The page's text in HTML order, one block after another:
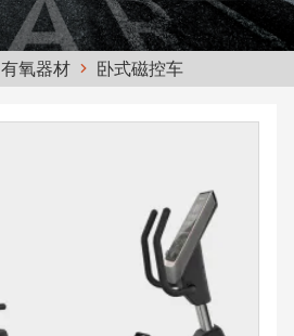
有氧器材 卧式磁控车